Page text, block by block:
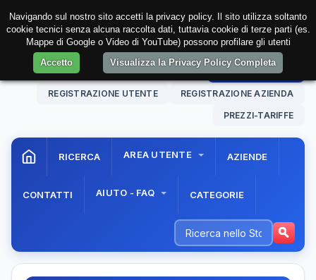
06 Aug. 202621:15:53 AREA RISERVATA
REGISTRAZIONE UTENTE REGISTRAZIONE AZIENDA
PREZZI-TARIFFE
RICERCA AREA UTENTE AZIENDE
CONTATTI AIUTO - FAQ CATEGORIE
Navigando sul nostro sito accetti la privacy policy. Il sito utilizza soltanto
cookie tecnici senza alcuna raccolta dati, tuttavia cookie di terze parti (es.
Mappe di Google o Video di YouTube) possono profilare gli utenti
Accetto
Visualizza la Privacy Policy Completa